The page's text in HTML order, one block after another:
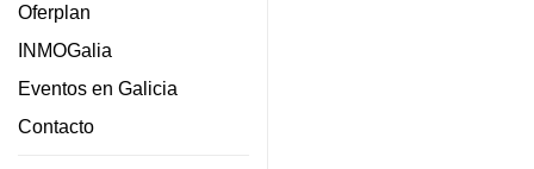
Oferplan
INMOGalia
Eventos en Galicia
Contacto